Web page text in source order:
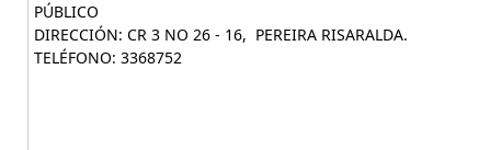
PÚBLICO
DIRECCIÓN: CR 3 NO 26 - 16, PEREIRA RISARALDA.
TELÉFONO: 3368752